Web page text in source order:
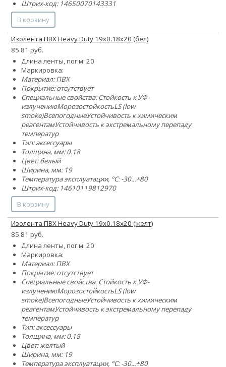
Штрих-код: 14650070143331
В корзину
Изолента ПВХ Heavy Duty 19х0.18х20 (бел)
85.81 руб.
Длина ленты, пог.м: 20
Маркировка:
Материал: ПВХ
Покрытие: отсутствует
Специальные свойства:Стойкость к УФ-
излучениюМорозостойкостьLS (low
smoke)ВсепогодныеУстойчивость к химическим
реагентамУстойчивость к экстремальному перепаду
температур
Тип: аксессуары
Толщина, мм: 0.18
Цвет: белый
Ширина, мм: 19
Температура эксплуатации, °C: -30...+80
Штрих-код: 14610119812970
В корзину
Изолента ПВХ Heavy Duty 19х0.18х20 (желт)
85.81 руб.
Длина ленты, пог.м: 20
Маркировка:
Материал: ПВХ
Покрытие: отсутствует
Специальные свойства:Стойкость к УФ-
излучениюМорозостойкостьLS (low
smoke)ВсепогодныеУстойчивость к химическим
реагентамУстойчивость к экстремальному перепаду
температур
Тип: аксессуары
Толщина, мм: 0.18
Цвет: желтый
Ширина, мм: 19
Температура эксплуатации, °C: -30...+80